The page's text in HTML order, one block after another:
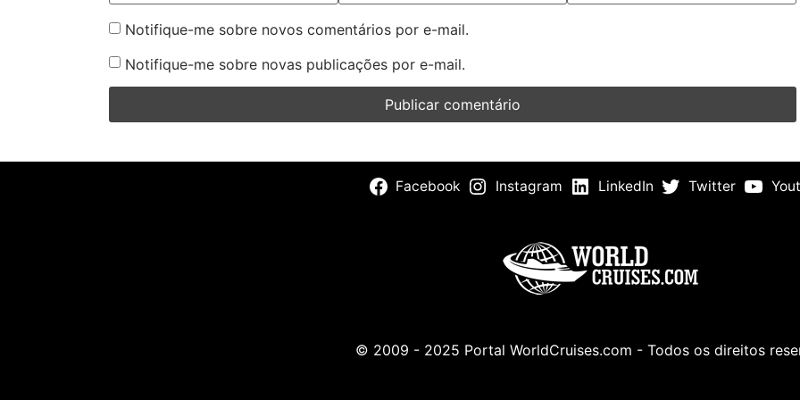
Notifique-me sobre novos comentários por e-mail.
Notifique-me sobre novas publicações por e-mail.
Facebook Instagram LinkedIn Twitter
© 2009 - 2025 Portal WorldCruises.com - Todos os direitos